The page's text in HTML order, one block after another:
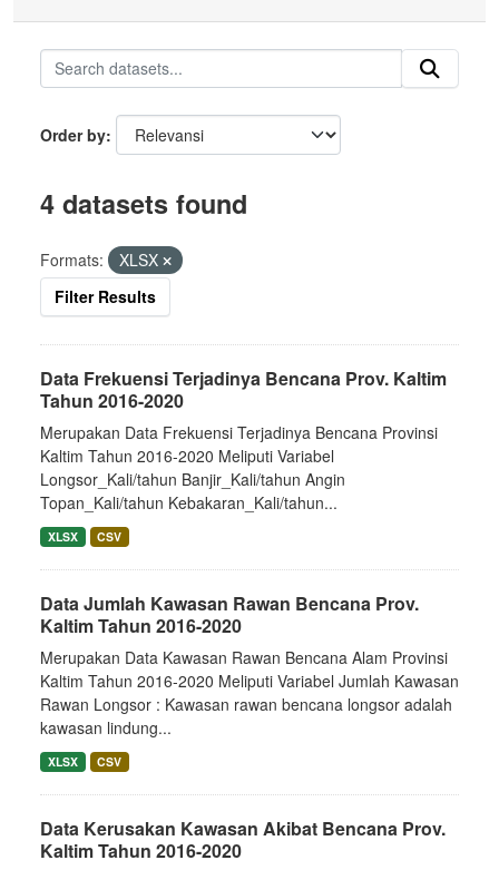
Order by
4 datasets found
Formats:
XLSX
Filter Results
Data Frekuensi Terjadinya Bencana Prov. Kaltim
Tahun 2016-2020
Merupakan Data Frekuensi Terjadinya Bencana Provinsi
Kaltim Tahun 2016-2020 Meliputi Variabel
Longsor_Kali/tahun Banjir_Kali/tahun Angin
Topan_Kali/tahun Kebakaran_Kali/tahun...
XLSX CSV
Data Jumlah Kawasan Rawan Bencana Prov.
Kaltim Tahun 2016-2020
Merupakan Data Kawasan Rawan Bencana Alam Provinsi
Kaltim Tahun 2016-2020 Meliputi Variabel Jumlah Kawasan
Rawan Longsor : Kawasan rawan bencana longsor adalah
kawasan lindung...
XLSX CSV
Data Kerusakan Kawasan Akibat Bencana Prov.
Kaltim Tahun 2016-2020